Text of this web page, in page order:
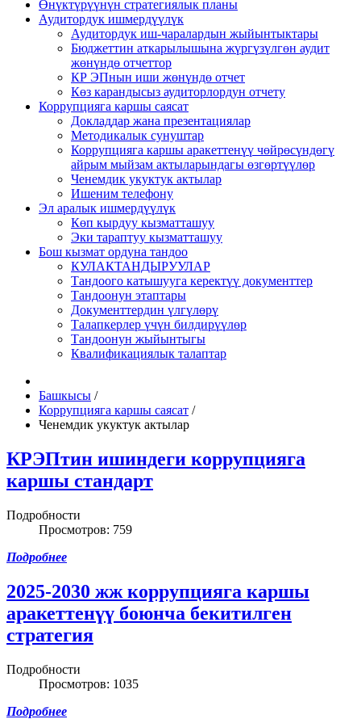
Өнүктүрүүнүн стратегиялык планы
Аудитордук ишмердүүлүк
Аудитордук иш-чаралардын жыйынтыктары
Бюджеттин аткарылышына жүргүзүлгөн аудит
жөнүндө отчеттор
КР ЭПнын иши жөнүндө отчет
Көз карандысыз аудиторлордун отчету
Коррупцияга каршы саясат
Докладдар жана презентациялар
Методикалык сунуштар
Коррупцияга каршы аракеттенүү чөйрөсүндөгү
айрым мыйзам актыларындагы өзгөртүүлөр
Ченемдик укуктук актылар
Ишеним телефону
Эл аралык ишмердүүлүк
Көп кырдуу кызматташуу
Эки тараптуу кызматташуу
Бош кызмат ордуна тандоо
КУЛАКТАНДЫРУУЛАР
Тандоого катышууга керектүү документтер
Тандоонун этаптары
Документтердин үлгүлөрү
Талапкерлер үчүн билдирүүлөр
Тандоонун жыйынтыгы
Квалификациялык талаптар
Башкысы /
Коррупцияга каршы саясат /
Ченемдик укуктук актылар
КРЭПтин ишиндеги коррупцияга
каршы стандарт
Подробности
Просмотров: 759
Подробнее
2025-2030 жж коррупцияга каршы
аракеттенүү боюнча бекитилген
стратегия
Подробности
Просмотров: 1035
Подробнее